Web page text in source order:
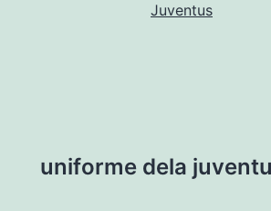
Juventus
uniforme dela